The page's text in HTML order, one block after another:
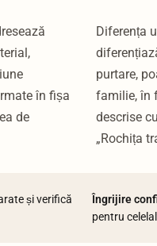
în fișa
de
Diferența
purtare,
familie, în
descrise
„Rochița
și verifică
Îngrijire
pentru